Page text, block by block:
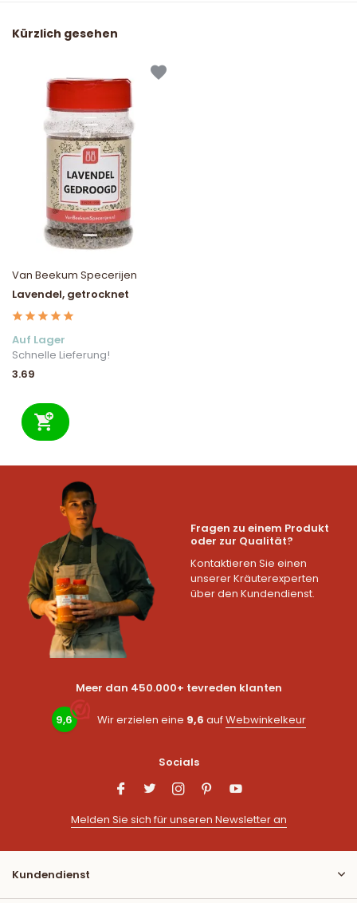
Kürzlich gesehen
Van Beekum Specerijen
Lavendel, getrocknet
Auf Lager
Schnelle Lieferung!
3.69
Fragen zu einem Produkt
oder zur Qualität?
Kontaktieren Sie einen
unserer Kräuterexperten
über den Kundendienst.
Meer dan 450.000+ tevreden klanten
9,6 Wir erzielen eine 9,6 aufWebwinkelkeur
Socials
Melden Sie sich für unseren Newsletter an
Kundendienst